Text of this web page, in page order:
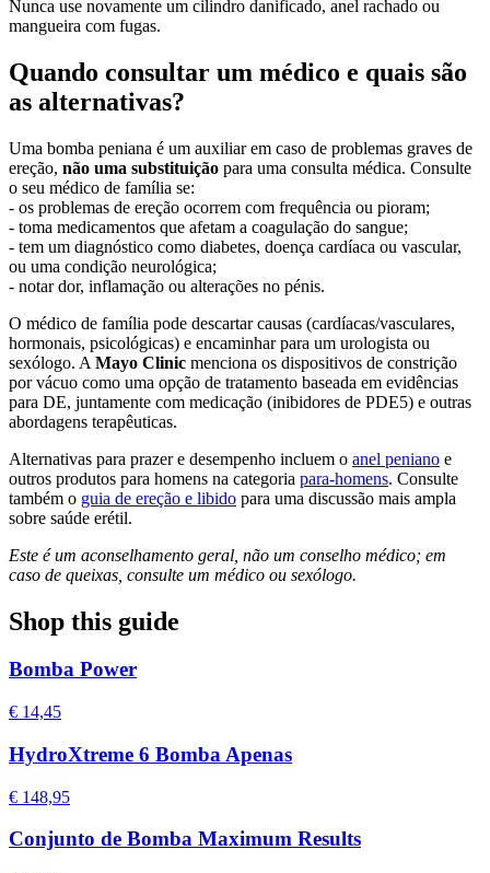
Nunca use novamente um cilindro danificado, anel rachado ou
mangueira com fugas.
Quando consultar um médico e quais são
as alternativas?
Uma bomba peniana é um auxiliar em caso de problemas graves de
ereção, não uma substituição para uma consulta médica. Consulte
o seu médico de família se:
- os problemas de ereção ocorrem com frequência ou pioram;
- toma medicamentos que afetam a coagulação do sangue;
- tem um diagnóstico como diabetes, doença cardíaca ou vascular,
ou uma condição neurológica;
- notar dor, inflamação ou alterações no pénis.
O médico de família pode descartar causas (cardíacas/vasculares,
hormonais, psicológicas) e encaminhar para um urologista ou
sexólogo. A Mayo Clinic menciona os dispositivos de constrição
por vácuo como uma opção de tratamento baseada em evidências
para DE, juntamente com medicação (inibidores de PDE5) e outras
abordagens terapêuticas.
Alternativas para prazer e desempenho incluem o anel peniano e
outros produtos para homens na categoria para-homens. Consulte
também o guia de ereção e libido para uma discussão mais ampla
sobre saúde erétil.
Este é um aconselhamento geral, não um conselho médico; em
caso de queixas, consulte um médico ou sexólogo.
Shop this guide
Bomba Power
€ 14,45
HydroXtreme 6 Bomba Apenas
€ 148,95
Conjunto de Bomba Maximum Results